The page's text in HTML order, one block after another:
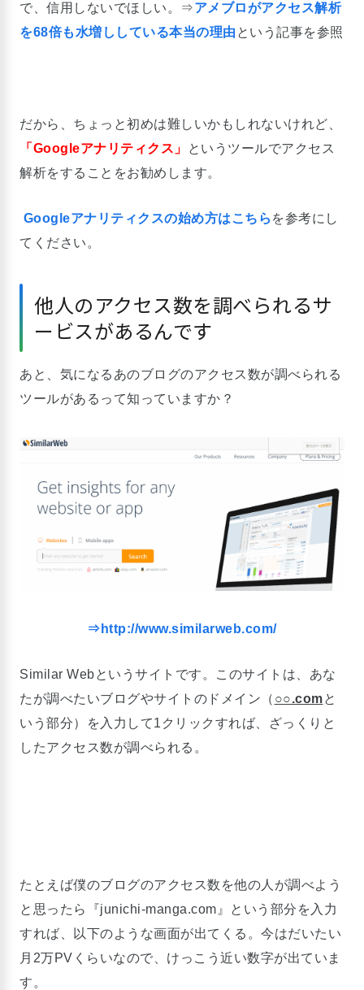
で、信用しないでほしい。⇒アメブロがアクセス解析
を68倍も水増ししている本当の理由 という記事を参照
だから、ちょっと初めは難しいかもしれないけれど、
「Googleアナリティクス」
というツールでアクセス
解析をすることをお勧めします。
Googleアナリティクスの始め方はこちら を参考にし
てください。
他人のアクセス数を調べられるサ
ービスがあるんです
あと、気になるあのブログのアクセス数が調べられる
ツールがあるって知っていますか？
⇒http://www.similarweb.com/
Similar Webというサイトです。このサイトは、あな
たが調べたいブログやサイトのドメイン（ ○○.comと
いう部分）を入力して1クリックすれば、ざっくりと
したアクセス数が調べられる。
たとえば僕のブログのアクセス数を他の人が調べよう
と思ったら『junichi-manga.com』という部分を入力
すれば、以下のような画面が出てくる。今はだいたい
月2万PVくらいなので、けっこう近い数字が出ていま
す。